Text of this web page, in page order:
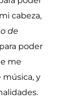
cabeza,
de
poder
me
y